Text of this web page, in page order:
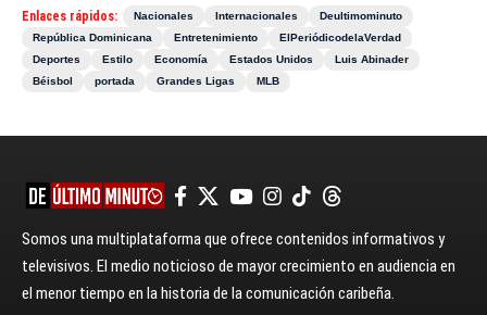
Enlaces rápidos: Nacionales Internacionales
Deultimominuto
República Dominicana
Entretenimiento
ElPeriódicodelaVerdad
Deportes
Estilo Economía Estados Unidos
Luis Abinader
Béisbol
portada Grandes Ligas MLB
Somos una multiplataforma que ofrece contenidos informativos y
televisivos. El medio noticioso de mayor crecimiento en audiencia en
el menor tiempo en la historia de la comunicación caribeña.